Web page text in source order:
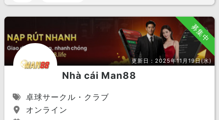
募集中
更新日： 2025年11月19日(水)
Nhà cái Man88
卓球サークル・クラブ
オンライン